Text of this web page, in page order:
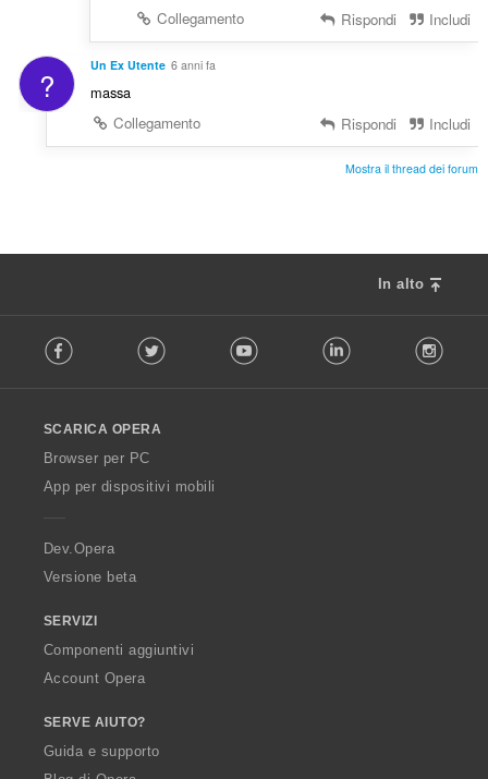
Collegamento
Rispondi Includi
? Un Ex Utente 6 anni fa
massa
Collegamento
Rispondi Includi
Mostra il thread dei forum
In alto
o
w
O
p
a
Facebook Twitter Youtube LinkedIn
SCARICA OPERA
Browser per PC
App per dispositivi mobili
Dev.Opera
Versione beta
SERVIZI
Componenti aggiuntivi
Account Opera
SERVE AIUTO?
Guida e supporto